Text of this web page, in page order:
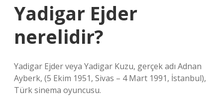
Yadigar Ejder
nerelidir?
Yadigar Ejder veya Yadigar Kuzu, gerçek adı Adnan
Ayberk, (5 Ekim 1951, Sivas – 4 Mart 1991, İstanbul),
Türk sinema oyuncusu.